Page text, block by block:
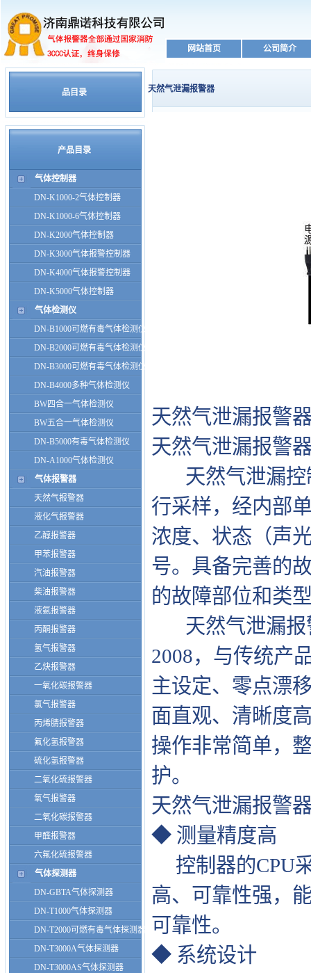
网站首页 公司简介
品目录
产品目录
气体控制器
DN-K1000-2气体控制器
DN-K1000-6气体控制器
DN-K2000气体控制器
DN-K3000气体报警控制器
DN-K4000气体报警控制器
DN-K5000气体控制器
气体检测仪
DN-B1000可燃有毒气体检测仪
DN-B2000可燃有毒气体检测仪
DN-B3000可燃有毒气体检测仪
DN-B4000多种气体检测仪
BW四合一气体检测仪
BW五合一气体检测仪
DN-B5000有毒气体检测仪
DN-A1000气体检测仪
气体报警器
天然气报警器
液化气报警器
乙醇报警器
甲苯报警器
汽油报警器
柴油报警器
液氨报警器
丙酮报警器
氢气报警器
乙炔报警器
一氧化碳报警器
氯气报警器
丙烯腈报警器
氟化氢报警器
硫化氢报警器
二氧化硫报警器
氧气报警器
二氧化碳报警器
甲醛报警器
六氟化硫报警器
气体探测器
DN-GBTA气体探测器
DN-T1000气体探测器
DN-T2000可燃有毒气体探测器
DN-T3000A气体探测器
DN-T3000AS气体探测器
天然气泄漏报警器
天然气泄漏报警
天然气泄漏报警
天然气泄漏控
行采样，经内部
浓度、状态（声
号。具备完善的
的故障部位和类
天然气泄漏报
2008，与传统产
主设定、零点漂
面直观、清晰度
操作非常简单，
护。
天然气泄漏报警
◆ 测量精度高
控制器的CPU
高、可靠性强，
可靠性。
◆ 系统设计